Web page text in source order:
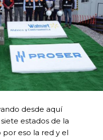
desde aquí
estados de la
eso la red y el